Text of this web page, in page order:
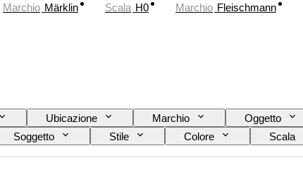
Marchio Märklin Scala H0 Marchio Fleischmann
Ubicazione Marchio Oggetto
Soggetto Stile Colore Scala
/ Replica